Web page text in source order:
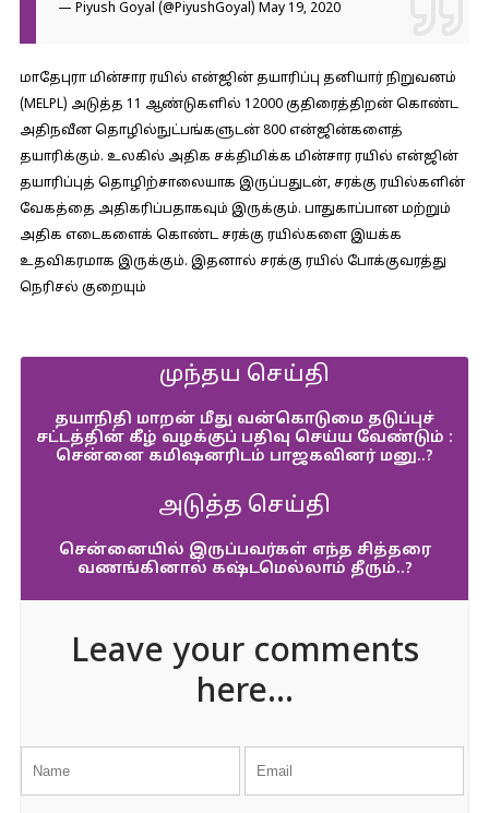
— Piyush Goyal (@PiyushGoyal) May 19, 2020
மாதேபுரா மின்சார ரயில் என்ஜின் தயாரிப்பு தனியார் நிறுவனம்
(MELPL) அடுத்த 11 ஆண்டுகளில் 12000 குதிரைத்திறன் கொண்ட
அதிநவீன தொழில்நுட்பங்களுடன் 800 என்ஜின்களைத்
தயாரிக்கும். உலகில் அதிக சக்திமிக்க மின்சார ரயில் என்ஜின்
தயாரிப்புத் தொழிற்சாலையாக இருப்பதுடன், சரக்கு ரயில்களின்
வேகத்தை அதிகரிப்பதாகவும் இருக்கும். பாதுகாப்பான மற்றும்
அதிக எடைகளைக் கொண்ட சரக்கு ரயில்களை இயக்க
உதவிகரமாக இருக்கும். இதனால் சரக்கு ரயில் போக்குவரத்து
நெரிசல் குறையும்
முந்தய செய்தி
தயாநிதி மாறன் மீது வன்கொடுமை தடுப்புச்
சட்டத்தின் கீழ் வழக்குப் பதிவு செய்ய வேண்டும் :
சென்னை கமிஷனரிடம் பாஜகவினர் மனு..?
அடுத்த செய்தி
சென்னையில் இருப்பவர்கள் எந்த சித்தரை
வணங்கினால் கஷ்டமெல்லாம் தீரும்..?
Leave your comments
here...